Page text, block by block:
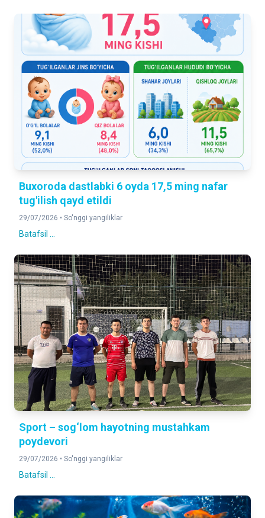
Buxoroda dastlabki 6 oyda 17,5 ming nafar
tug'ilish qayd etildi
29/07/2026 • So'nggi yangiliklar
Batafsil ...
Sport – sog‘lom hayotning mustahkam
poydevori
29/07/2026 • So'nggi yangiliklar
Batafsil ...